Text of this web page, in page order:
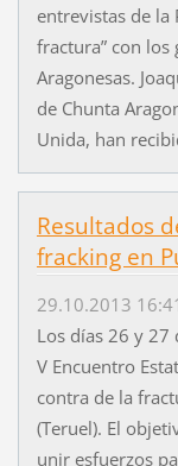
entrevistas de la
fractura” con los
Aragonesas.
de Chunta
Unida, han
Resultados
fracking en
29.10.2013 16:41
Los días 26 y 27
V Encuentro
contra de la
(Teruel). El
unir esfuerzos